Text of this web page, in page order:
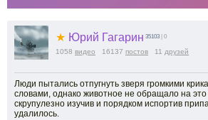
★ Юрий Гагарин 35103 | 0
1058 видео 16137 постов 11 друзей
Люди пытались отпугнуть зверя громкими
словами, однако животное не обращало на это
скрупулезно изучив и порядком испортив
удалилось.